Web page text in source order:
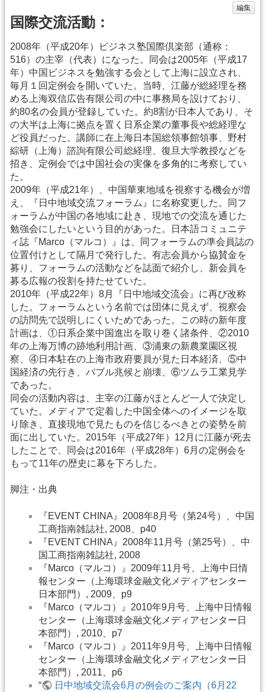
編集
国際交流活動：
2008年（平成20年）ビジネス塾国際倶楽部（通称：
516）の主宰（代表）になった。同会は2005年（平成17
年）中国ビジネスを勉強する会として上海に設立され、
毎月１回定例会を開いていた。当時、江藤が総経理を務
める上海双信広告有限公司の中に事務局を設けており、
約80名の会員が登録していた。約8割が日本人であり、そ
の大半は上海に拠点を置く日系企業の董事長や総経理な
ど役員だった。講師に在上海日本国総領事館領事、野村
綜研（上海）諮詢有限公司総経理、復旦大学教授などを
招き、定例会では中国社会の実像を多角的に考察してい
た。
2009年（平成21年）、中国華東地域を視察する機会が増
え、『日中地域交流フォーラム』に名称変更した。同フ
ォーラムが中国の各地域に赴き、現地での交流を通じた
勉強会にしたいという目的があった。日本語コミュニテ
ィ誌『Marco（マルコ）』は、同フォーラムの準会員誌の
位置付けとして隔月で発行した。有志会員から協賛金を
募り、フォーラムの活動などを誌面で紹介し、新会員を
募る広報の役割を持たせていた。
2010年（平成22年）8月『日中地域交流会』に再び改称
した。フォーラムという名前では団体に見えず、視察会
の訪問先で説明しにくいためであった。この時の新年度
計画は、①日系企業中国進出を取り巻く諸条件、②2010
年の上海万博の跡地利用計画、③浦東の新農業園区視
察、④日本駐在の上海市政府要員が見た日本経済、⑤中
国経済の先行き、バブル兆候と崩壊、⑥ツムラ工業見学
であった。
同会の活動内容は、主宰の江藤がほとんど一人で決定し
ていた。メディアで定着した中国全体へのイメージを取
り除き、直接現地で見たものを信じるべきとの姿勢を前
面に出していた。2015年（平成27年）12月に江藤が死去
したことで、同会は2016年（平成28年）6月の定例会を
もって11年の歴史に幕を下ろした。
脚注・出典
『EVENT CHINA』2008年8月号（第24号）、中国
工商指南雑誌社, 2008、p40
『EVENT CHINA』2008年11月号（第25号）、中
国工商指南雑誌社, 2008
『Marco（マルコ）』2009年11月号、上海中日情
報センター（上海環球金融文化メディアセンター
日本部門）, 2009、p9
『Marco（マルコ）』2010年9月号、上海中日情報
センター（上海環球金融文化メディアセンター日
本部門）, 2010、p7
『Marco（マルコ）』2011年9月号、上海中日情報
センター（上海環球金融文化メディアセンター日
本部門）, 2011、p6
“
日中地域交流会6月の例会のご案内（6月22